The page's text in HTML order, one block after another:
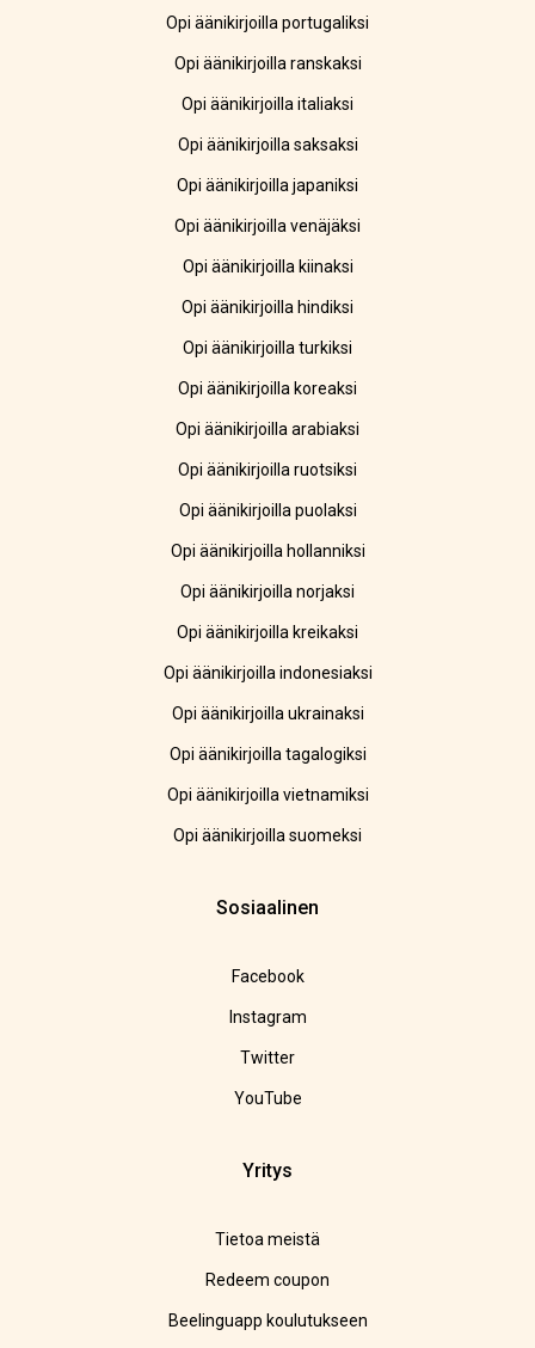
Opi äänikirjoilla portugaliksi
Opi äänikirjoilla ranskaksi
Opi äänikirjoilla italiaksi
Opi äänikirjoilla saksaksi
Opi äänikirjoilla japaniksi
Opi äänikirjoilla venäjäksi
Opi äänikirjoilla kiinaksi
Opi äänikirjoilla hindiksi
Opi äänikirjoilla turkiksi
Opi äänikirjoilla koreaksi
Opi äänikirjoilla arabiaksi
Opi äänikirjoilla ruotsiksi
Opi äänikirjoilla puolaksi
Opi äänikirjoilla hollanniksi
Opi äänikirjoilla norjaksi
Opi äänikirjoilla kreikaksi
Opi äänikirjoilla indonesiaksi
Opi äänikirjoilla ukrainaksi
Opi äänikirjoilla tagalogiksi
Opi äänikirjoilla vietnamiksi
Opi äänikirjoilla suomeksi
Sosiaalinen
Facebook
Instagram
Twitter
YouTube
Yritys
Tietoa meistä
Redeem coupon
Beelinguapp koulutukseen